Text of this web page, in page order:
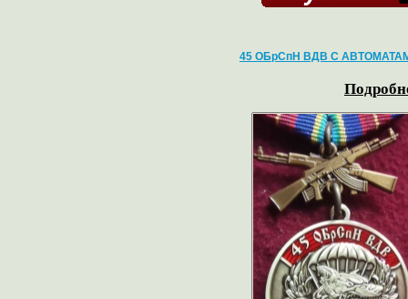
45 ОБрСпН ВДВ С